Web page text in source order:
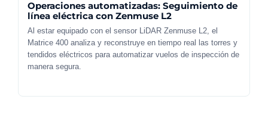
Operaciones automatizadas: Seguimiento de
línea eléctrica con Zenmuse L2
Al estar equipado con el sensor LiDAR Zenmuse L2, el
Matrice 400 analiza y reconstruye en tiempo real las torres y
tendidos eléctricos para automatizar vuelos de inspección de
manera segura.